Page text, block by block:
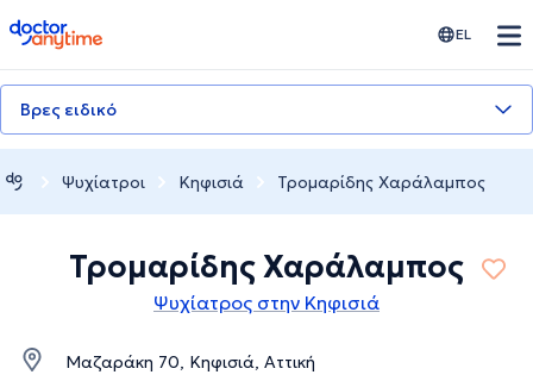
doctoranytime EL
Βρες ειδικό
Ψυχίατροι Κηφισιά Τρομαρίδης Χαράλαμπος
Τρομαρίδης Χαράλαμπος
Ψυχίατρος στην Κηφισιά
Μαζαράκη 70, Κηφισιά, Αττική